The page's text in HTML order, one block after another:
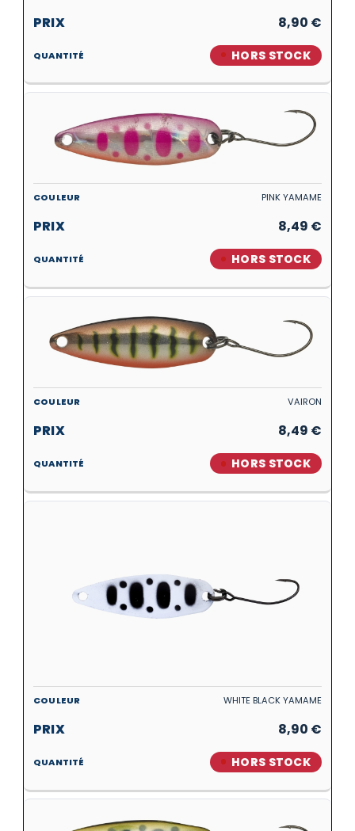
8,90 €
HORS STOCK
PINK YAMAME
8,49 €
HORS STOCK
VAIRON
8,49 €
HORS STOCK
WHITE BLACK YAMAME
8,90 €
HORS STOCK